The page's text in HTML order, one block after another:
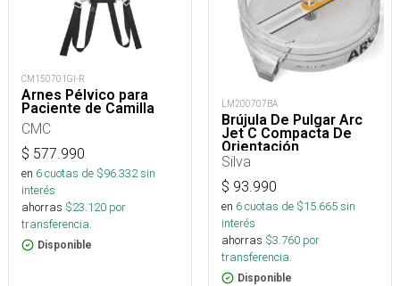
CM150701GI-R
Arnes Pélvico para
Paciente de Camilla
CMC
$ 577.990
en 6cuotas de $96.332sin
interés
ahorras $23.120 por
transferencia.
Disponible
LM200707BA
Brújula De Pulgar Arc
Jet C Compacta De
Orientación
Silva
$ 93.990
en 6cuotas de $15.665sin
interés
ahorras $3.760 por
transferencia.
Disponible